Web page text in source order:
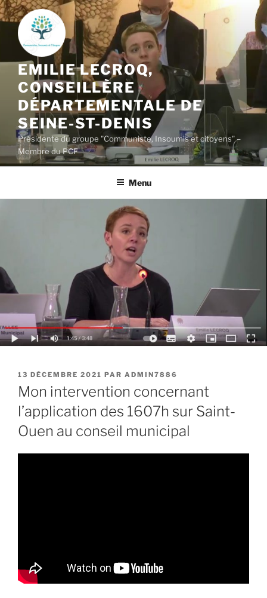
Aller
au
contenu
principal
EMILIE LECROQ,
CONSEILLÈRE
DÉPARTEMENTALE DE
SEINE-ST-DENIS
Présidente du groupe "Communiste, Insoumis et citoyens" –
Membre du PCF
Menu
PUBLIÉ
LE
13 DÉCEMBRE 2021 PAR ADMIN7886
Mon intervention concernant
l’application des 1607h sur Saint-
Ouen au conseil municipal